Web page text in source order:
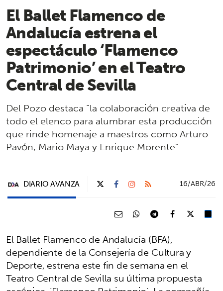
El Ballet Flamenco de
Andalucía estrena el
espectáculo ‘Flamenco
Patrimonio’ en el Teatro
Central de Sevilla
Del Pozo destaca “la colaboración creativa de
todo el elenco para alumbrar esta producción
que rinde homenaje a maestros como Arturo
Pavón, Mario Maya y Enrique Morente”
DIARIO AVANZA 16/ABR/26
El Ballet Flamenco de Andalucía (BFA),
dependiente de la Consejería de Cultura y
Deporte, estrena este fin de semana en el
Teatro Central de Sevilla su última propuesta